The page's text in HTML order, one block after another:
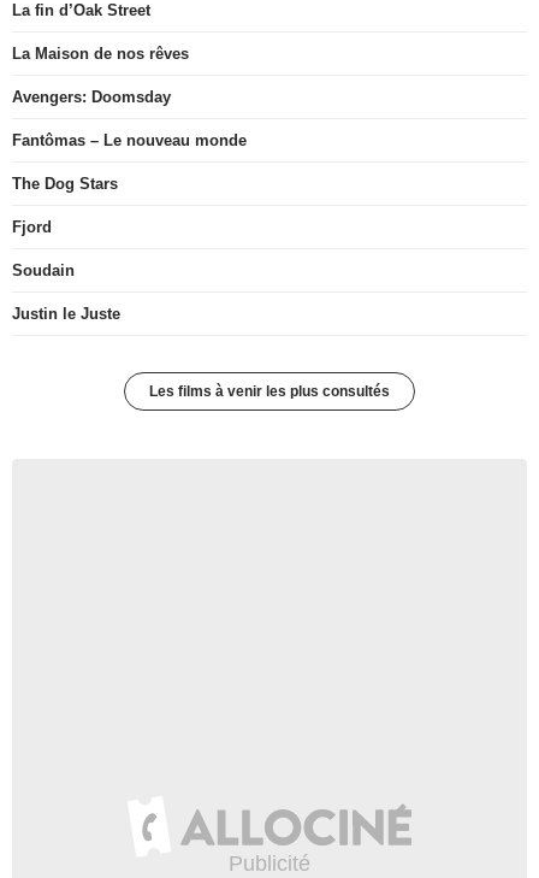
La fin d’Oak Street
La Maison de nos rêves
Avengers: Doomsday
Fantômas – Le nouveau monde
The Dog Stars
Fjord
Soudain
Justin le Juste
Les films à venir les plus consultés